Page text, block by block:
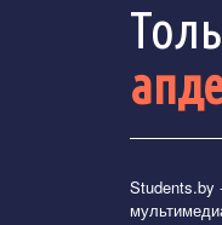
Students.by